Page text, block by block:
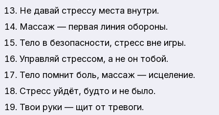
Не давай стрессу места внутри.
Массаж — первая линия обороны.
Тело в безопасности, стресс вне игры.
Управляй стрессом, а не он тобой.
Тело помнит боль, массаж — исцеление.
Стресс уйдёт, будто и не было.
Твои руки — щит от тревоги.